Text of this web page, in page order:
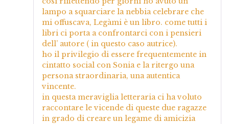
lampo a squarciare la nebbia celebrare che
mi offuscava, Legàmi è un libro. come tutti i
libri ci porta a confrontarci con i pensieri
dell’ autore ( in questo caso autrice).
ho il privilegio di essere frequentemente in
cintatto social con Sonia e la ritergo una
persona straordinaria, una autentica
vincente.
in questa meraviglia letteraria ci ha voluto
raccontare le vicende di queste due ragazze
in grado di creare un legame di amicizia